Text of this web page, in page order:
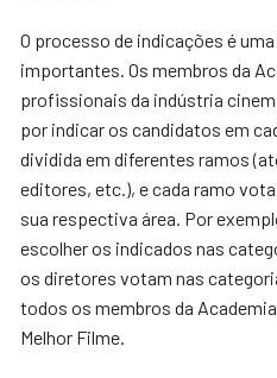
O processo de indicações é
importantes. Os membros da
profissionais da indústria
por indicar os candidatos em
dividida em diferentes ramos
editores, etc.), e cada ramo
sua respectiva área. Por
escolher os indicados nas
os diretores votam nas
todos os membros da
Melhor Filme.